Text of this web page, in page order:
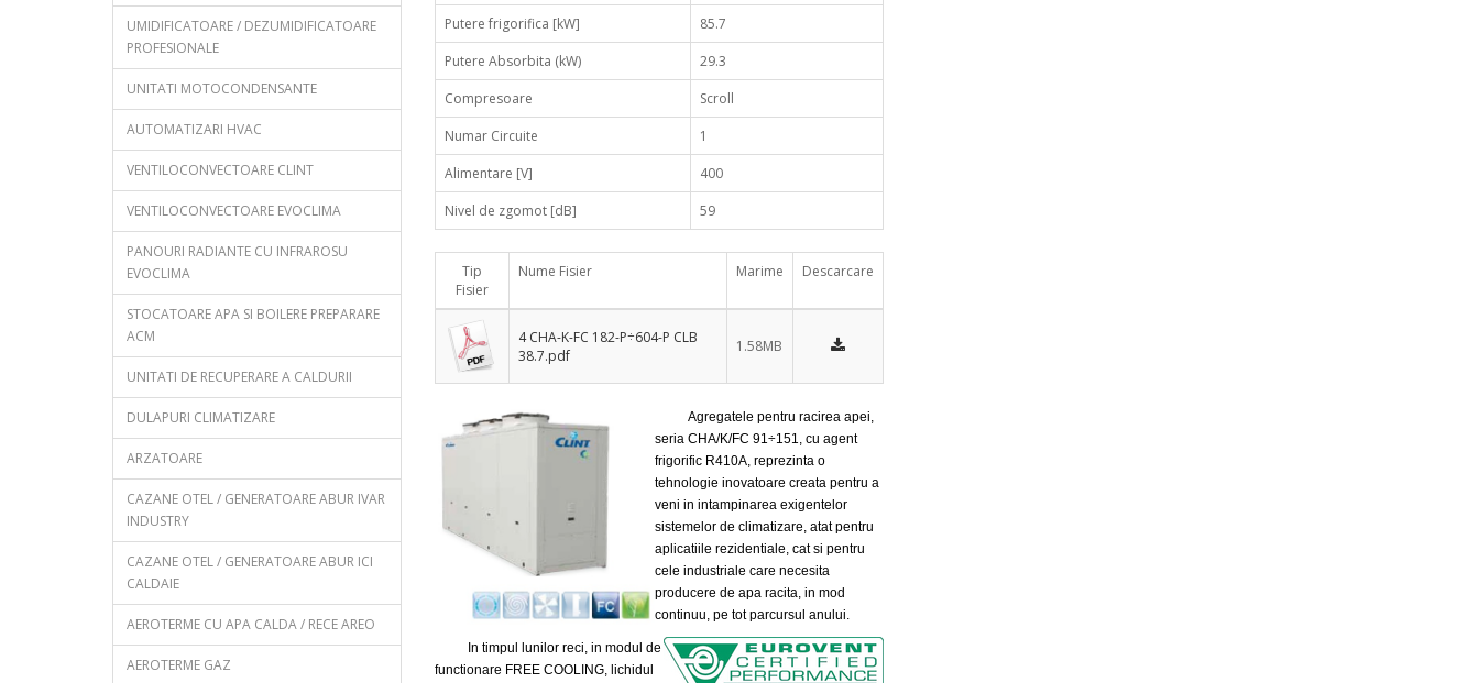
UMIDIFICATOARE / DEZUMIDIFICATOARE
PROFESIONALE
UNITATI MOTOCONDENSANTE
AUTOMATIZARI HVAC
VENTILOCONVECTOARE CLINT
VENTILOCONVECTOARE EVOCLIMA
PANOURI RADIANTE CU INFRAROSU
EVOCLIMA
STOCATOARE APA SI BOILERE PREPARARE
ACM
UNITATI DE RECUPERARE A CALDURII
DULAPURI CLIMATIZARE
ARZATOARE
CAZANE OTEL / GENERATOARE ABUR IVAR
INDUSTRY
CAZANE OTEL / GENERATOARE ABUR ICI
CALDAIE
AEROTERME CU APA CALDA / RECE AREO
AEROTERME GAZ
Putere frigorifica [kW]
85.7
Putere Absorbita (kW)
29.3
Compresoare
Scroll
Numar Circuite
1
Alimentare [V]
400
Nivel de zgomot [dB]
59
Tip
Fisier
Nume Fisier Marime Descarcare
4 CHA-K-FC 182-P÷604-P CLB
38.7.pdf
1.58MB
Agregatele pentru racirea apei,
seria CHA/K/FC 91÷151, cu agent
frigorific R410A, reprezinta o
tehnologie inovatoare creata pentru a
veni in intampinarea exigentelor
sistemelor de climatizare, atat pentru
aplicatiile rezidentiale, cat si pentru
cele industriale care necesita
producere de apa racita, in mod
continuu, pe tot parcursul anului.
In timpul lunilor reci, in modul de
functionare FREE COOLING, lichidul